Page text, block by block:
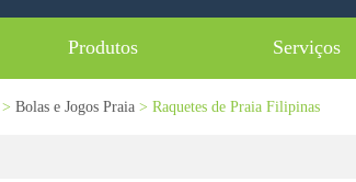
Produtos Serviços
> Bolas e Jogos Praia > Raquetes de Praia Filipinas